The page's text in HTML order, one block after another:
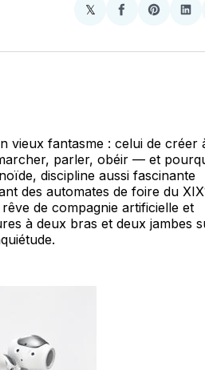
𝕏Share
X
Partager
Facebook
Share
vieux fantasme : celui de créer
parler, obéir — et
discipline aussi fascinante
des automates de foire du
de compagnie artificielle et
à deux bras et deux jambes